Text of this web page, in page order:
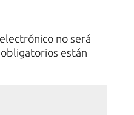
no será
están